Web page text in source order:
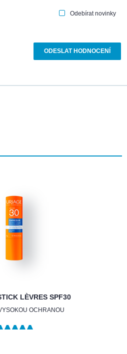
Odebírat novinky
LÈVRES SPF30
OCHRANOU